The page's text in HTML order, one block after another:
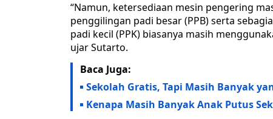
“Namun, ketersediaan mesin pengering
penggilingan padi besar (PPB) serta
padi kecil (PPK) biasanya masih
ujar Sutarto.
Baca Juga:
Sekolah Gratis, Tapi Masih Banyak
Kenapa Masih Banyak Anak Putus